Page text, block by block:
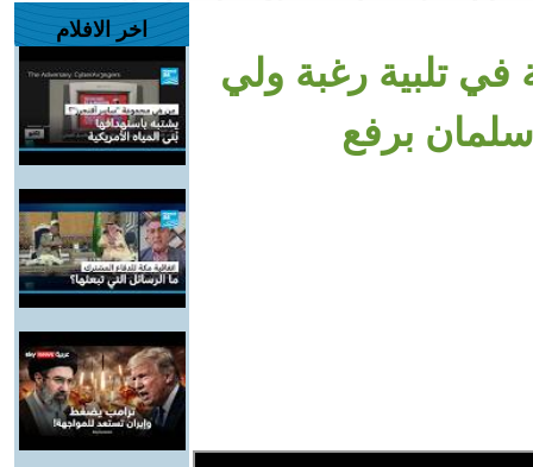
تلبية رغبة ولي
برفع
اخر الافلام